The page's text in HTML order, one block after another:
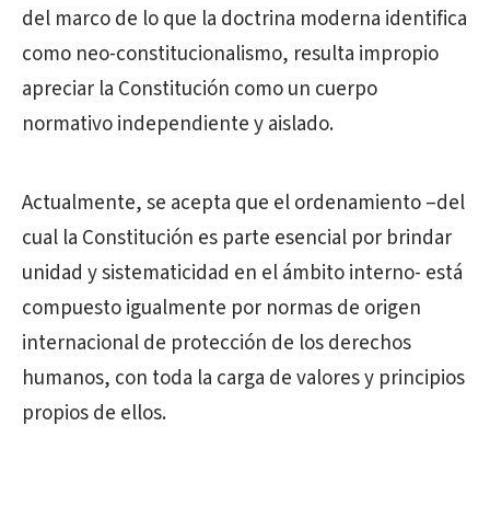
del marco de lo que la doctrina moderna identifica
como neo-constitucionalismo, resulta impropio
apreciar la Constitución como un cuerpo
normativo independiente y aislado.
Actualmente, se acepta que el ordenamiento –del
cual la Constitución es parte esencial por brindar
unidad y sistematicidad en el ámbito interno- está
compuesto igualmente por normas de origen
internacional de protección de los derechos
humanos, con toda la carga de valores y principios
propios de ellos.